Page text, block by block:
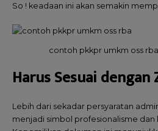
So ! keadaan ini akan semakin
contoh pkkpr umkm oss rba
Harus Sesuai dengan
Lebih dari sekadar persyaratan
menjadi simbol profesionalisme dan